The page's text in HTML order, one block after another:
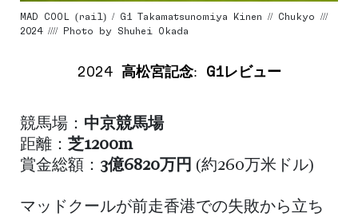
MAD COOL (rail) / G1 Takamatsunomiya Kinen // Chukyo ///
2024 //// Photo by Shuhei Okada
2024 高松宮記念: G1レビュー
競馬場： 中京競馬場
距離： 芝1200m
賞金総額： 3億6820万円 (約260万米ドル)
マッドクールが前走香港での失敗から立ち